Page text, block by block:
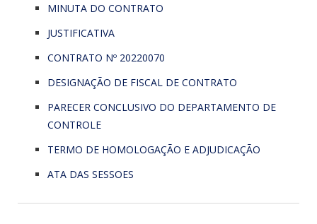
MINUTA DO CONTRATO
JUSTIFICATIVA
CONTRATO Nº 20220070
DESIGNAÇÃO DE FISCAL DE CONTRATO
PARECER CONCLUSIVO DO DEPARTAMENTO DE
CONTROLE
TERMO DE HOMOLOGAÇÃO E ADJUDICAÇÃO
ATA DAS SESSOES